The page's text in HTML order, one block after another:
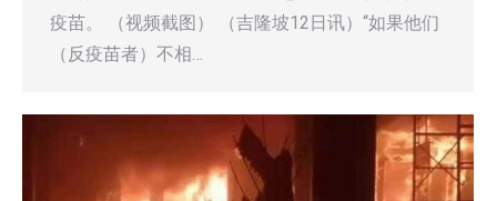
疫苗。 （视频截图） （吉隆坡12日讯）“如果他们
（反疫苗者）不相…